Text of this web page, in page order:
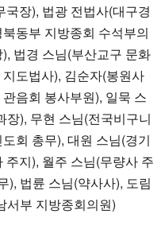
장), 법광 전법사(대구경
동부 지방종회 수석부의
법경 스님(부산교구 문화
도법사), 김순자(봉원사
음회 봉사부원), 일묵 스
장), 무현 스님(전국비구니
회 총무), 대원 스님(경기
지), 월주 스님(무량사 주
), 법륜 스님(약사사), 도림
서부 지방종회의원)